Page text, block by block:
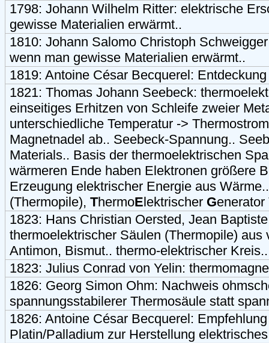
1798: Johann Wilhelm Ritter: elektrische
gewisse Materialien erwärmt..
1810: Johann Salomo Christoph
wenn man gewisse Materialien erwärmt..
1819: Antoine César Becquerel:
1821: Thomas Johann Seebeck:
einseitiges Erhitzen von Schleife zweier
unterschiedliche Temperatur ->
Magnetnadel ab.. Seebeck-Spannung..
Materials.. Basis der thermoelektrischen
wärmeren Ende haben Elektronen größere
Erzeugung elektrischer Energie aus
(Thermopile), ThermoElektrischer Generator
1823: Hans Christian Oersted, Jean
thermoelektrischer Säulen (Thermopile) aus
Antimon, Bismut.. thermo-elektrischer Kreis..
1823: Julius Conrad von Yelin:
1826: Georg Simon Ohm: Nachweis
spannungsstabilerer Thermosäule statt
1826: Antoine César Becquerel:
Platin/Palladium zur Herstellung